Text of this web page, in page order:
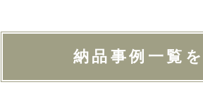
納品事例一覧